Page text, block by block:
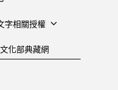
字相關授權
檔單位